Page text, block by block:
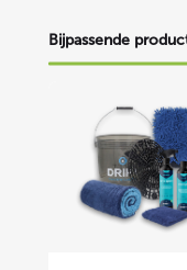
Bijpassende
Motorwaspakket